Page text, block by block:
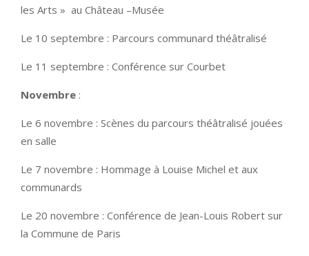
les Arts » au Château –Musée
Le 10 septembre : Parcours communard théâtralisé
Le 11 septembre : Conférence sur Courbet
Novembre :
Le 6 novembre : Scènes du parcours théâtralisé jouées
en salle
Le 7 novembre : Hommage à Louise Michel et aux
communards
Le 20 novembre : Conférence de Jean-Louis Robert sur
la Commune de Paris